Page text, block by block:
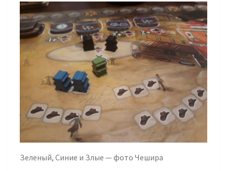
Зеленый, Синие и Злые — фото Чешира